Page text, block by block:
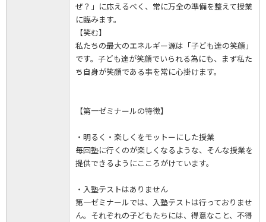
ぜ？」に応えるべく、常に万全の準備を整えて授業
に臨みます。
【笑む】
私たちの最大のエネルギー源は「子ども達の笑顔」
です。子ども達が笑顔でいられる為にも、まず私た
ち自身が笑顔である事を常に心掛けます。
【第一ゼミナールの特徴】
・明るく・楽しくをモットーにした授業
毎回塾に行くのが楽しくなるような、そんな授業を
提供できるようにこころがけています。
・入塾テストはありません
第一ゼミナールでは、入塾テストは行っておりませ
ん。それぞれの子どもたちには、得意なこと、不得